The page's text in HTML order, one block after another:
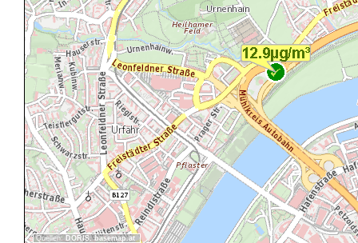
Quellen: DORIS,basemap.at